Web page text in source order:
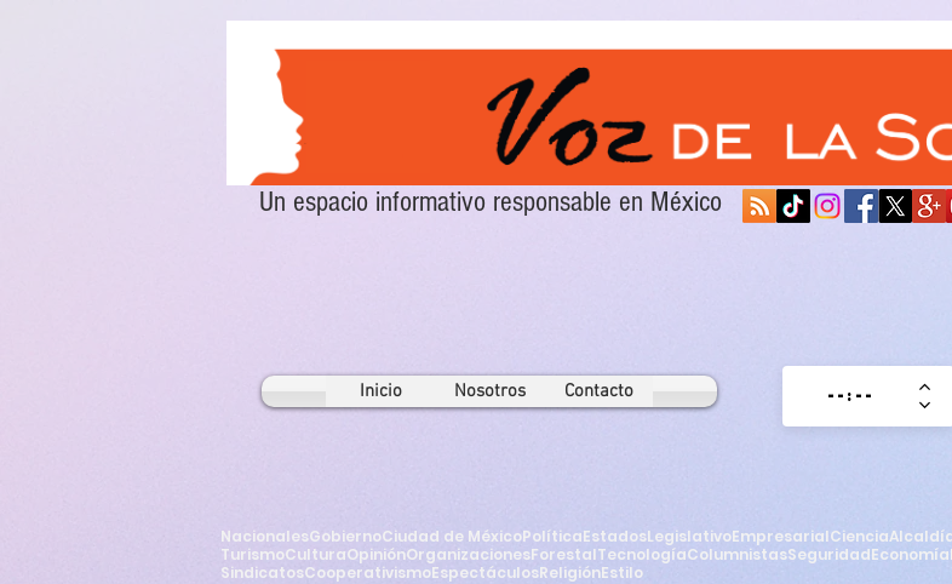
Un espacio informativo responsable en México
Inicio Nosotros Contacto
NacionalesGobiernoCiudad de MéxicoPolíticaEstadosLegislativoEmpresarialCiencia
TurismoCulturaOpiniónOrganizacionesForestalTecnologíaColumnistasSeguridadEconomía
SindicatosCooperativismoEspectáculosReligiónEstilo